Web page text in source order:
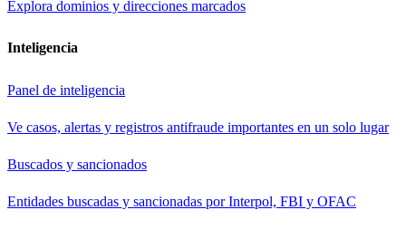
Explora dominios y direcciones marcados
Inteligencia
Panel de inteligencia
Ve casos, alertas y registros antifraude importantes en un solo lugar
Buscados y sancionados
Entidades buscadas y sancionadas por Interpol, FBI y OFAC